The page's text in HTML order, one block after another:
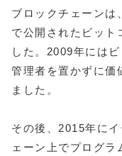
ブロックチェーンは
で公開されたビット
した。2009年には
管理者を置かずに価
ました。
その後、2015年に
ェーン上でプログラ